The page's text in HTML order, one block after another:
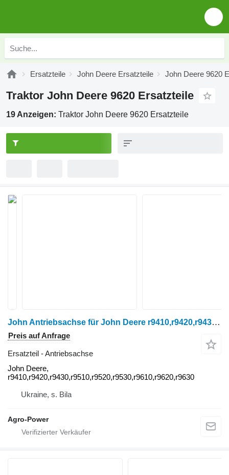
Ersatzteile John Deere Ersatzteile John Deere 9620
Traktor John Deere 9620 Ersatzteile
19 Anzeigen: Traktor John Deere 9620 Ersatzteile
John Antriebsachse für John Deere r9410,r9420,r9430,r9510,r9520,r9530,r9610,r9620,r9630 Radtraktor
Preis auf Anfrage
Ersatzteil - Antriebsachse
John Deere,
r9410,r9420,r9430,r9510,r9520,r9530,r9610,r9620,r9630
Ukraine, s. Bila
Agro-Power